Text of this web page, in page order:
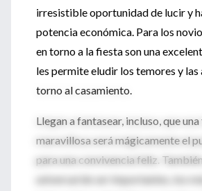
irresistible oportunidad de lucir y
potencia económica. Para los
en torno a la fiesta son una
les permite eludir los temores y las
torno al casamiento.
Llegan a fantasear, incluso, que
maravillosa será mágicamente el
para una convivencia feliz.
universal de ser importantes, los